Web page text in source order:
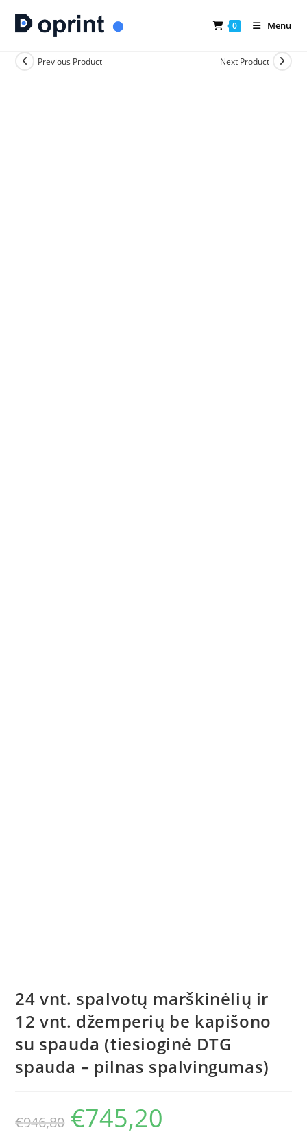
0 Menu
Previous Product Next Product
24 vnt. spalvotų marškinėlių ir
12 vnt. džemperių be kapišono
su spauda (tiesioginė DTG
spauda – pilnas spalvingumas)
€946,80
Original
price
was:
€745,20